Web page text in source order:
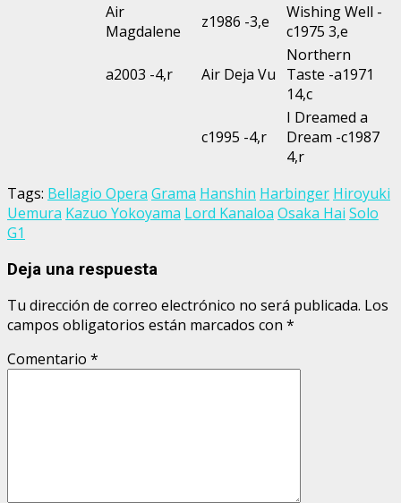
Air
Magdalene
z1986 -3,e
Wishing Well -
c1975 3,e
a2003 -4,r Air Deja Vu
Northern
Taste -a1971
14,c
c1995 -4,r
I Dreamed a
Dream -c1987
4,r
Tags: Bellagio Opera Grama Hanshin Harbinger Hiroyuki
Uemura Kazuo Yokoyama Lord Kanaloa Osaka Hai Solo
G1
Deja una respuesta
Tu dirección de correo electrónico no será publicada. Los
campos obligatorios están marcados con *
Comentario *